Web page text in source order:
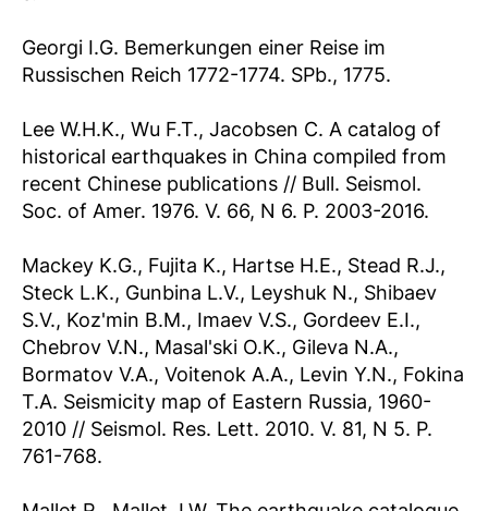
Georgi I.G. Bemerkungen einer Reise im
Russischen Reich 1772-1774. SPb., 1775.
Lee W.H.K., Wu F.T., Jacobsen C. A catalog of
historical earthquakes in China compiled from
recent Chinese publications // Bull. Seismol.
Soc. of Amer. 1976. V. 66, N 6. P. 2003-2016.
Mackey K.G., Fujita K., Hartse H.E., Stead R.J.,
Steck L.K., Gunbina L.V., Leyshuk N., Shibaev
S.V., Koz'min B.M., Imaev V.S., Gordeev E.I.,
Chebrov V.N., Masal'ski O.K., Gileva N.A.,
Bormatov V.A., Voitenok A.A., Levin Y.N., Fokina
T.A. Seismicity map of Eastern Russia, 1960-
2010 // Seismol. Res. Lett. 2010. V. 81, N 5. P.
761-768.